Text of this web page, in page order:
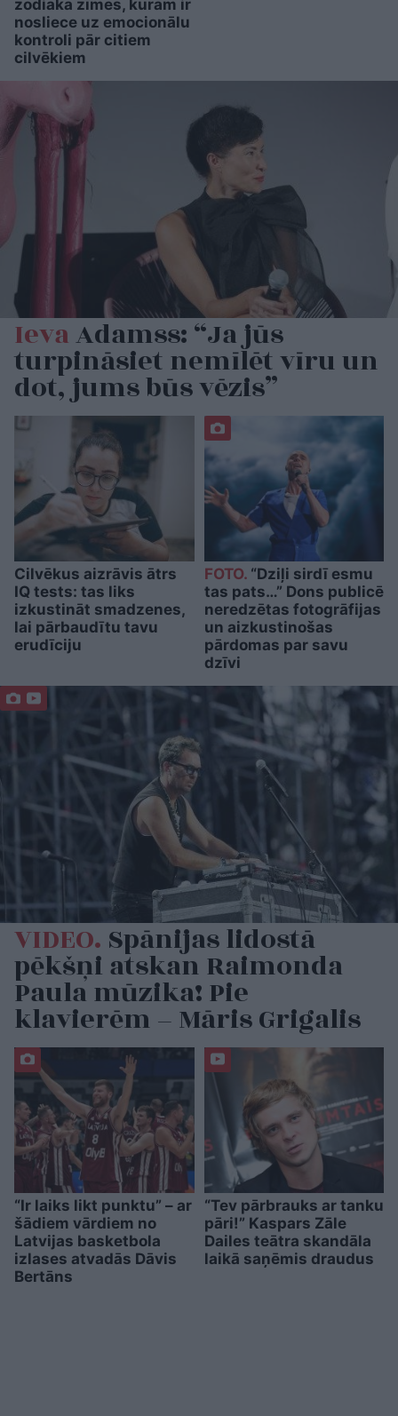
zodiaka zīmes, kurām ir
nosliece uz emocionālu
kontroli pār citiem
cilvēkiem
IevaAdamss: “Ja jūs
turpināsiet nemīlēt vīru un
dot, jums būs vēzis”
Cilvēkus aizrāvis ātrs
IQ tests: tas liks
izkustināt smadzenes,
lai pārbaudītu tavu
erudīciju
FOTO.“Dziļi sirdī esmu
tas pats…” Dons publicē
neredzētas fotogrāfijas
un aizkustinošas
pārdomas par savu
dzīvi
VIDEO. Spānijas lidostā
pēkšņi atskan Raimonda
Paula mūzika! Pie
klavierēm – Māris Grigalis
“Ir laiks likt punktu” – ar
šādiem vārdiem no
Latvijas basketbola
izlases atvadās Dāvis
Bertāns
“Tev pārbrauks ar tanku
pāri!” Kaspars Zāle
Dailes teātra skandāla
laikā saņēmis draudus